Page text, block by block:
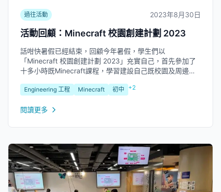
過往活動 2023年8月30日
活動回顧：Minecraft 校園創建計劃 2023
話咁快暑假已經結束，回顧今年暑假，學生們以
「Minecraft 校園創建計劃 2023」充實自己，首先參加了
十多小時既Minecraft課程，學習建設自己既校園及周邊設
之成果發佈會作結。來到賽事的第三年，「Minecraft 校園
Engineering 工程 Minecraft 初中 +2
閱讀更多